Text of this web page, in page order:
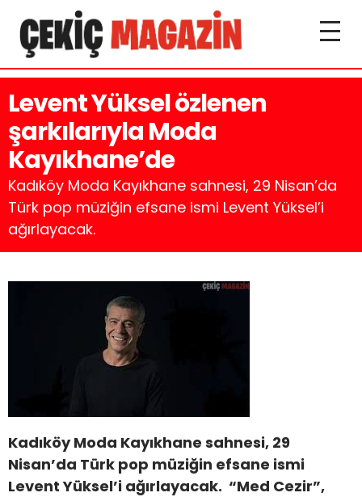
Levent Yüksel özlenen
şarkılarıyla Moda
Kayıkhane’de
Kadıköy Moda Kayıkhane sahnesi, 29 Nisan’da
Türk pop müziğin efsane ismi Levent Yüksel’i
ağırlayacak.
Kadıköy Moda Kayıkhane sahnesi, 29
Nisan’da Türk pop müziğin efsane ismi
Levent Yüksel’i ağırlayacak. “Med Cezir”,